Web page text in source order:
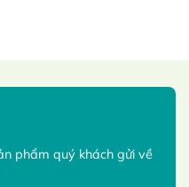
phẩm quý khách gửi về